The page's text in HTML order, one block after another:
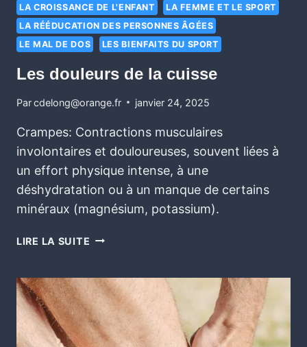
LA CROISSANCE DE L'ENFANT
LA FEMME ET LE SPORT
LA RÉÉDUCATION DES PERSONNES ÂGÉES
LE MAL DE DOS
LES BIENFAITS DU SPORT
Les douleurs de la cuisse
Parcdelong@orange.fr janvier 24, 2025
Crampes: Contractions musculaires
involontaires et douloureuses, souvent liées à
un effort physique intense, à une
déshydratation ou à un manque de certains
minéraux (magnésium, potassium).
LIRE LA SUITE